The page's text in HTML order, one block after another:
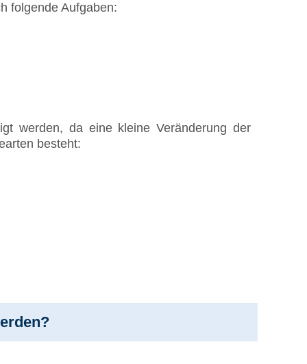
folgende Aufgaben:
werden, da eine kleine Veränderung der
besteht: